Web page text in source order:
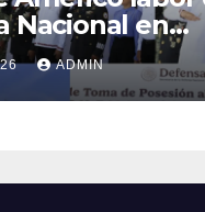
Nacional en
atestigua
nuevo
estatal
ADMIN